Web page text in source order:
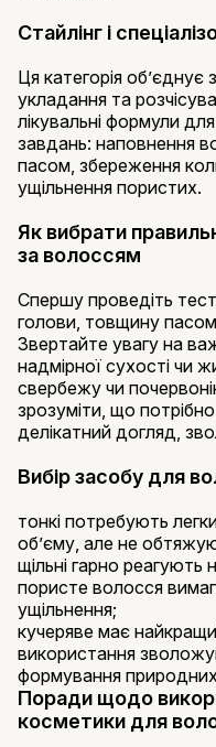
Стайлінг і
Ця категорія об’єднує
укладання та
лікувальні формули
завдань: наповнення
пасом, збереження
ущільнення пористих.
Як вибрати
за волоссям
Спершу проведіть
голови, товщину пасом,
Звертайте увагу на
надмірної сухості чи
свербежу чи
зрозуміти, що
делікатний догляд,
Вибір засобу для
тонкі потребують
об’єму, але не
щільні гарно реагують
пористе волосся
ущільнення;
кучеряве має
використання
формування природних
Поради щодо
косметики для